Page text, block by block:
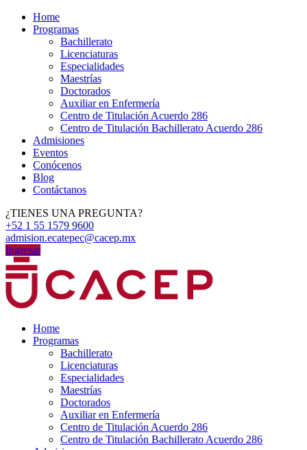
Home
Programas
Bachillerato
Licenciaturas
Especialidades
Maestrías
Doctorados
Auxiliar en Enfermería
Centro de Titulación Acuerdo 286
Centro de Titulación Bachillerato Acuerdo 286
Admisiones
Eventos
Conócenos
Blog
Contáctanos
¿TIENES UNA PREGUNTA?
+52 1 55 1579 9600
admision.ecatepec@cacep.mx
Ingresar
Home
Programas
Bachillerato
Licenciaturas
Especialidades
Maestrías
Doctorados
Auxiliar en Enfermería
Centro de Titulación Acuerdo 286
Centro de Titulación Bachillerato Acuerdo 286